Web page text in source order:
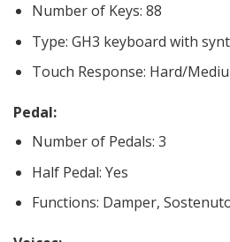
Number of Keys: 88
Type: GH3 keyboard with
Touch Response: Hard/
Pedal:
Number of Pedals: 3
Half Pedal: Yes
Functions: Damper,